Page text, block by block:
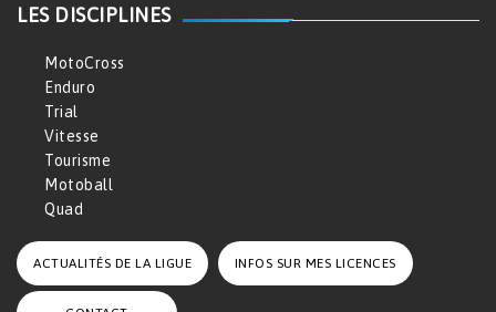
LES DISCIPLINES
MotoCross
Enduro
Trial
Vitesse
Tourisme
Motoball
Quad
ACTUALITÉS DE LA LIGUE INFOS SUR MES LICENCES